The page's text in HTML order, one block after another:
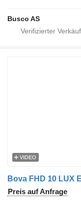
Busco AS
VIDEO
Bova FHD 10 LUX
Preis auf Anfrage